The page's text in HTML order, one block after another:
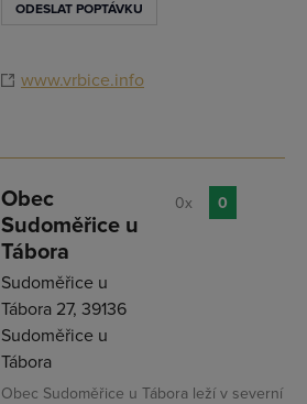
ODESLAT POPTÁVKU
www.vrbice.info
Obec
Sudoměřice u
Tábora
Sudoměřice u
Tábora 27, 39136
Sudoměřice u
Tábora
Obec Sudoměřice u Tábora leží v severní
0x 0